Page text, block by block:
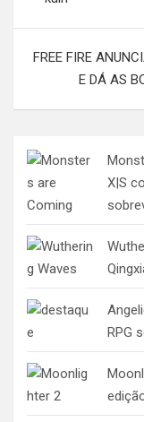
FREE FIRE
E DÁ AS
X|S
RPG